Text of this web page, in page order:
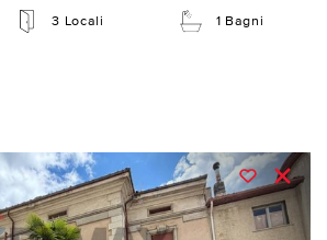
3 Locali 1 Bagni